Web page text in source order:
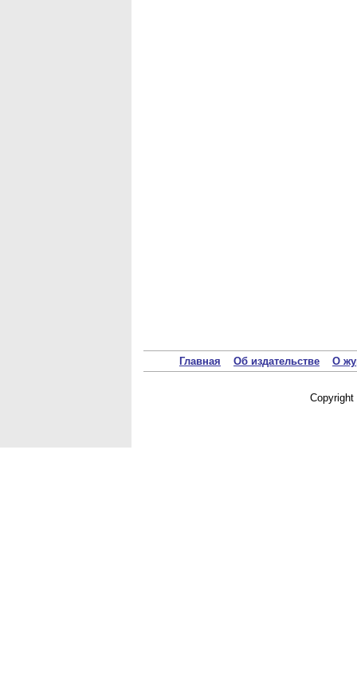
Главная Об издательстве О